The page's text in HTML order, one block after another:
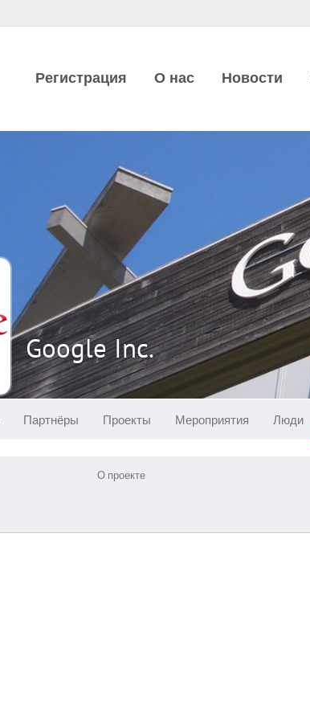
Регистрация О нас Новости
Google Inc.
Партнёры Проекты Мероприятия Люди
О проекте